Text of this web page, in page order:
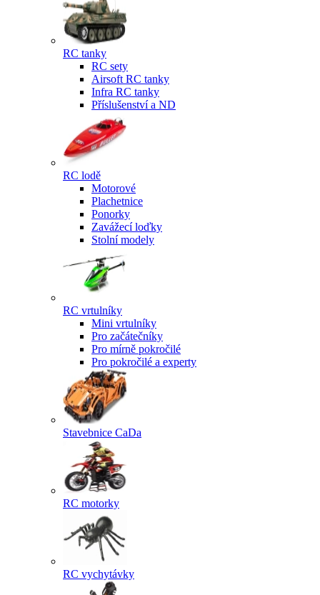
RC tanky
RC sety
Airsoft RC tanky
Infra RC tanky
Příslušenství a ND
RC lodě
Motorové
Plachetnice
Ponorky
Zavážecí loďky
Stolní modely
RC vrtulníky
Mini vrtulníky
Pro začátečníky
Pro mírně pokročilé
Pro pokročilé a experty
Stavebnice CaDa
RC motorky
RC vychytávky